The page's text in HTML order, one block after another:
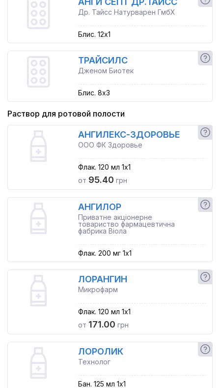
Др. Тайсс Натурварен ГмбХ
Блис. 12x1
ТРАЙСИЛС
Дженом Биотек
Блис. 8x3
Раствор для ротовой полости
АНГИЛЕКС-ЗДОРОВЬЕ
ООО ФК Здоровье
Флак. 120 мл 1x1
от 95.40 грн
АНГИЛОР
Приватне акціонерне
товариство фармацевтична
фабрика Віола
Флак. 200 мг 1x1
ЛОРАНГИН
Микрофарм
Флак. 120 мл 1x1
от 171.00 грн
ЛОРОЛИК
Технолог
Бан. 125 мл 1x1